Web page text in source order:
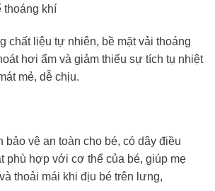
thoáng khí
chất liệu tự nhiên, bề mặt vải thoáng
hơi ẩm và giảm thiểu sự tích tụ nhiệt
mẻ, dễ chịu.
bảo vệ an toàn cho bé, có dây điều
phù hợp với cơ thể của bé, giúp mẹ
thoải mái khi địu bé trên lưng,